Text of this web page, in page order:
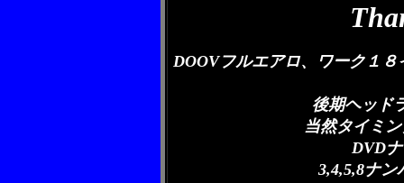
DOOVフルエアロ、ワーク１
後期ヘッド
当然タイミ
DVD
3,4,5,8ナン